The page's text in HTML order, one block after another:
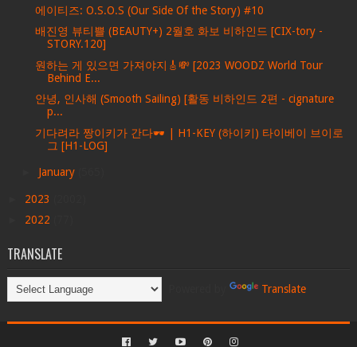
에이티즈: O.S.O.S (Our Side Of the Story) #10
배진영 뷰티쁠 (BEAUTY+) 2월호 화보 비하인드 [CIX-tory -
STORY.120]
원하는 게 있으면 가져야지🎸💸 [2023 WOODZ World Tour
Behind E...
안녕, 인사해 (Smooth Sailing) [활동 비하인드 2편 - cignature
p...
기다려라 짱이키가 간다🕶️ | H1-KEY (하이키) 타이베이 브이로
그 [H1-LOG]
January
2023
2022
TRANSLATE
Translate